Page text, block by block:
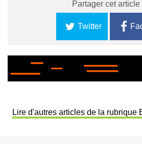
Partager cet article
Twitter
Lire d'autres articles de la rubrique